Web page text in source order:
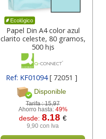
Ecológico
Papel Din A4 color azul
clarito celeste, 80 gramos,
500 hjs
Ref: KF01094[ 72051 ]
Disponible
Tarifa :15,97
Ahorro hasta: 49%
desde:8.18€
9,90 con Iva